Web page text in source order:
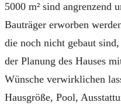
5000 m² sind angrenzend
Bauträger erworben
die noch nicht gebaut
der Planung des Hauses
Wünsche verwirklichen
Hausgröße, Pool,